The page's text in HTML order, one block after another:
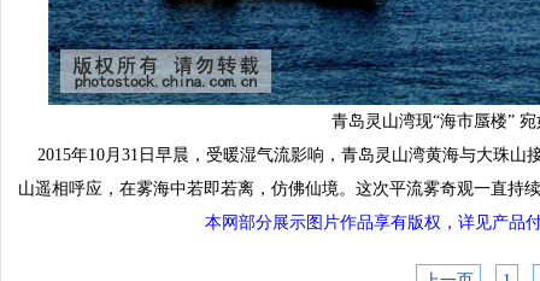
青岛灵山湾现“海市蜃楼”
2015年10月31日早晨，受暖湿气流影响，青岛灵山湾黄海与大珠
山遥相呼应，在雾海中若即若离，仿佛仙境。这次平流雾奇观一直持
本网部分展示图片作品享有版权，详见产品